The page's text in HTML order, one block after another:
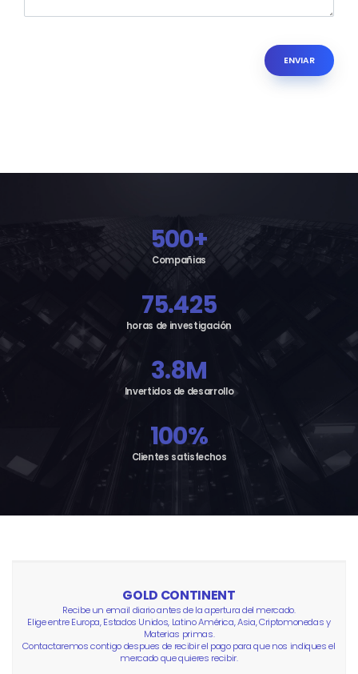
ENVIAR
500+
Compañias
75.425
horas de investigación
3.8M
Invertidos de desarrollo
100%
Clientes satisfechos
GOLD CONTINENT
Recibe un email diario antes de la apertura del mercado.
Elige entre Europa, Estados Unidos, Latino América, Asia, Criptomonedas y
Materias primas.
Contactaremos contigo despues de recibir el pago para que nos indiques el
mercado que quieres recibir.